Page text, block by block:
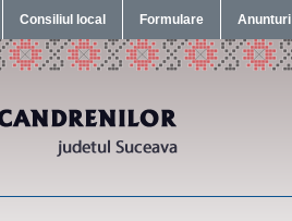
Consiliul local Formulare Anunturi